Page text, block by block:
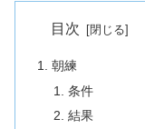
目次
朝練
条件
結果